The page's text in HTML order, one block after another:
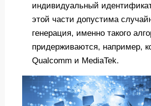
индивидуальный
этой части допустима
генерация, именно такого
придерживаются, например,
Qualcomm и MediaTek.